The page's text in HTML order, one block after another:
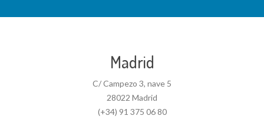
Madrid
C/ Campezo 3, nave 5
28022 Madrid
(+34) 91 375 06 80